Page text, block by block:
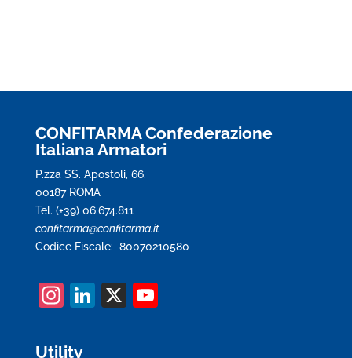
CONFITARMA Confederazione
Italiana Armatori
P.zza SS. Apostoli, 66.
00187 ROMA
Tel. (+39) 06.674.811
confitarma@confitarma.it
Codice Fiscale: 80070210580
In
a
Li X Y
Utility